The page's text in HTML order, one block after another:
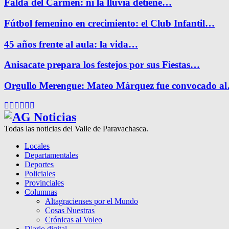
Falda del Carmen: ni la lluvia detiene…
Fútbol femenino en crecimiento: el Club Infantil…
45 años frente al aula: la vida…
Anisacate prepara los festejos por sus Fiestas…
Orgullo Merengue: Mateo Márquez fue convocado
Facebook
Twitter
Instagram
Pinterest
Google
Todas las noticias del Valle de Paravachasca.
Locales
Departamentales
Deportes
Policiales
Provinciales
Columnas
Altagracienses por el Mundo
Cosas Nuestras
Crónicas al Voleo